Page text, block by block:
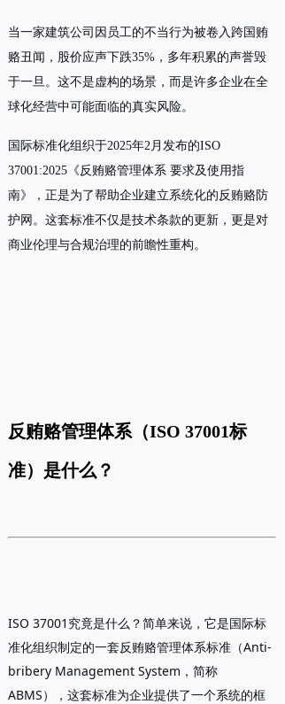
当一家建筑公司因员工的不当行为被卷入跨国贿
赂丑闻，股价应声下跌35%，多年积累的声誉毁
于一旦。这不是虚构的场景，而是许多企业在全
球化经营中可能面临的真实风险。
国际标准化组织于2025年2月发布的ISO
37001:2025《反贿赂管理体系 要求及使用指
南》，正是为了帮助企业建立系统化的反贿赂防
护网。这套标准不仅是技术条款的更新，更是对
商业伦理与合规治理的前瞻性重构。
反贿赂管理体系（ISO 37001标
准）是什么？
ISO 37001究竟是什么？简单来说，它是国际标
准化组织制定的一套反贿赂管理体系标准（Anti-
bribery Management System，简称
ABMS），这套标准为企业提供了一个系统的框